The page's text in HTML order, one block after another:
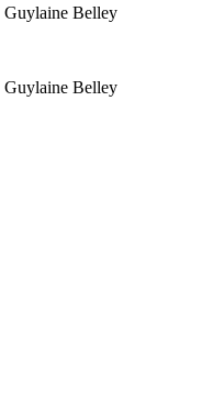
Guylaine Belley
Guylaine Belley